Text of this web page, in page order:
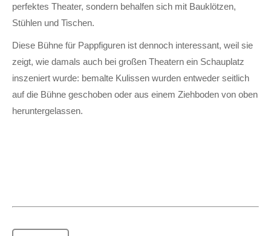
perfektes Theater, sondern behalfen sich mit Bauklötzen,
Stühlen und Tischen.
Diese Bühne für Pappfiguren ist dennoch interessant, weil sie
zeigt, wie damals auch bei großen Theatern ein Schauplatz
inszeniert wurde: bemalte Kulissen wurden entweder seitlich
auf die Bühne geschoben oder aus einem Ziehboden von oben
heruntergelassen.